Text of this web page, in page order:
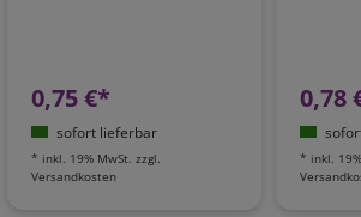
0,75 €*
sofort lieferbar
* inkl. 19% MwSt. zzgl.
Versandkosten
0,78
* inkl.